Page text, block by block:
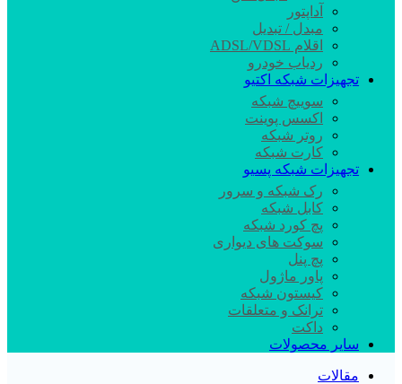
آداپتور
مبدل / تبدیل
اقلام ADSL/VDSL
ردیاب خودرو
تجهیزات شبکه اکتیو
سوییچ شبکه
اکسس پوینت
روتر شبکه
کارت شبکه
تجهیزات شبکه پسیو
رک شبکه و سرور
کابل شبکه
پچ کورد شبکه
سوکت های دیواری
پچ پنل
پاور ماژول
کیستون شبکه
ترانک و متعلقات
داکت
سایر محصولات
مقالات